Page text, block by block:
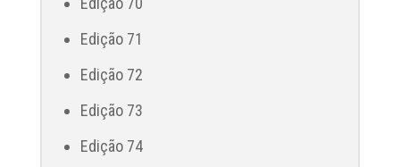
Edição 71
Edição 72
Edição 73
Edição 74